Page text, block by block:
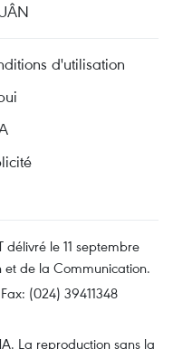
d'utilisation
délivré le 11 septembre
de la Communication.
(024) 39411348
La reproduction sans la